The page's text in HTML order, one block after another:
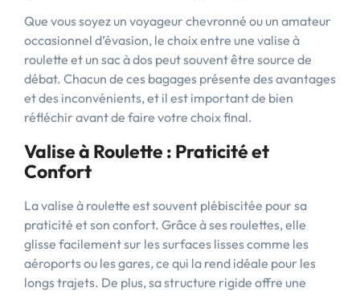
Que vous soyez un voyageur chevronné ou un amateur
occasionnel d’évasion, le choix entre une valise à
roulette et un sac à dos peut souvent être source de
débat. Chacun de ces bagages présente des avantages
et des inconvénients, et il est important de bien
réfléchir avant de faire votre choix final.
Valise à Roulette : Praticité et
Confort
La valise à roulette est souvent plébiscitée pour sa
praticité et son confort. Grâce à ses roulettes, elle
glisse facilement sur les surfaces lisses comme les
aéroports ou les gares, ce qui la rend idéale pour les
longs trajets. De plus, sa structure rigide offre une